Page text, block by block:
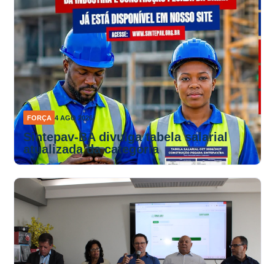
FORÇA 4 AGO 2026
Sintepav-BA divulga tabela salarial
atualizada da categoria